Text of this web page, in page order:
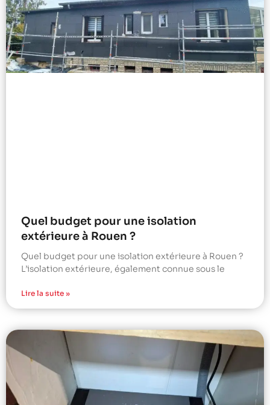
Quel budget pour une isolation
extérieure à Rouen ?
Quel budget pour une isolation extérieure à Rouen ?
L’isolation extérieure, également connue sous le
Lire la suite »